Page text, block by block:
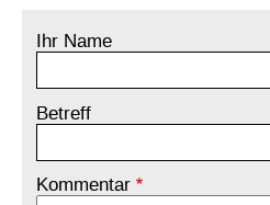
Ihr Name
Betreff
Kommentar